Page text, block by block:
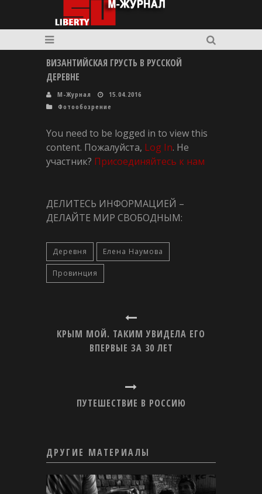
ВИЗАНТИЙСКАЯ ГРУСТЬ В РУССКОЙ
ДЕРЕВНЕ
M-Журнал
15.04.2016
Фотообозрение
You need to be logged in to view this
content. Пожалуйста, Log In. Не
участник? Присоединяйтесь к нам
ДЕЛИТЕСЬ ИНФОРМАЦИЕЙ –
ДЕЛАЙТЕ МИР СВОБОДНЫМ:
Деревня Елена Наумова
Провинция
КРЫМ МОЙ. ТАКИМ УВИДЕЛА ЕГО
ВПЕРВЫЕ ЗА 30 ЛЕТ
ПУТЕШЕСТВИЕ В РОССИЮ
ДРУГИЕ МАТЕРИАЛЫ